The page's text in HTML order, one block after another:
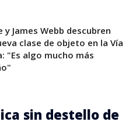
y James Webb descubren
clase de objeto en la Vía
"Es algo mucho más
sin destello de